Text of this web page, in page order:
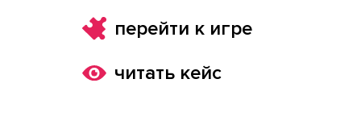
перейти к игре
читать кейс